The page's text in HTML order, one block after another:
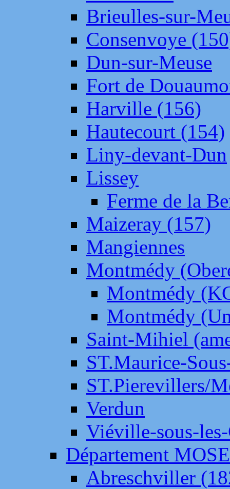
Brieulles-sur-
Consenvoye
Dun-sur-Meuse
Fort de
Harville (156)
Hautecourt (154)
Liny-devant-Dun
Lissey
Ferme de la
Maizeray (157)
Mangiennes
Montmédy
Montmédy
Montmédy
Saint-Mihiel
ST.Maurice-
ST.Pierevillers/
Verdun
Viéville-sous-
Département
Abreschviller